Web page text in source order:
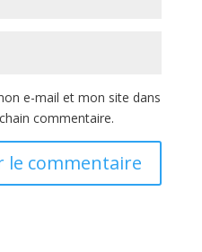
e-mail et mon site dans
commentaire.